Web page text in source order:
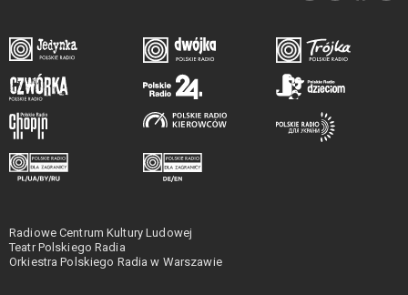
Radiowe Centrum Kultury Ludowej
Teatr Polskiego Radia
Orkiestra Polskiego Radia w Warszawie